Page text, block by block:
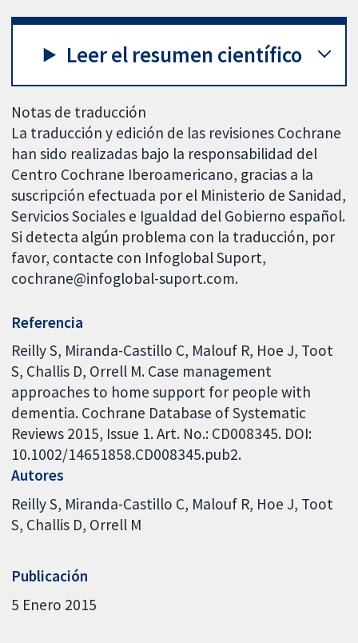
Leer el resumen científico
Notas de traducción
La traducción y edición de las revisiones Cochrane
han sido realizadas bajo la responsabilidad del
Centro Cochrane Iberoamericano, gracias a la
suscripción efectuada por el Ministerio de Sanidad,
Servicios Sociales e Igualdad del Gobierno español.
Si detecta algún problema con la traducción, por
favor, contacte con Infoglobal Suport,
cochrane@infoglobal-suport.com.
Referencia
Reilly S, Miranda-Castillo C, Malouf R, Hoe J, Toot
S, Challis D, Orrell M. Case management
approaches to home support for people with
dementia. Cochrane Database of Systematic
Reviews 2015, Issue 1. Art. No.: CD008345. DOI:
10.1002/14651858.CD008345.pub2.
Autores
Reilly S Miranda-Castillo C Malouf R Hoe J Toot
S Challis D Orrell M
Publicación
5 Enero 2015